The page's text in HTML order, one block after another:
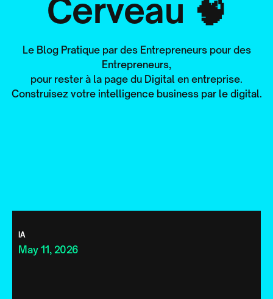
Cerveau 🧠
Le Blog Pratique par des Entrepreneurs pour des
Entrepreneurs,
pour rester à la page du Digital en entreprise.
Construisez votre intelligence business par le digital.
IA
May 11, 2026